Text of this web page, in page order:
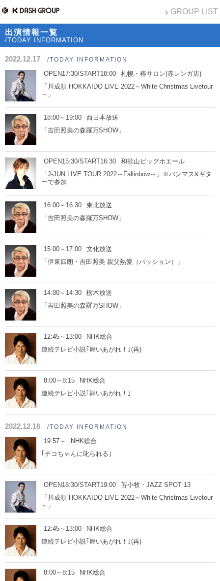
GROUP LIST
出演情報一覧
/TODAY INFORMATION
2022.12.17 /TODAY INFORMATION
OPEN17:30/START18:00
札幌・椿サロン(赤レンガ店)
「川成順 HOKKAIDO LIVE 2022～White Christmas Livetour
～」
18:00～19:00
西日本放送
「吉田照美の森羅万SHOW」
OPEN15:30/START16:30
和歌山ビッグホエール
「J-JUN LIVE TOUR 2022～Fallinbow～」※バンマス&ギタ
ーで参加
16:00～16:30
東北放送
「吉田照美の森羅万SHOW」
15:00～17:00
文化放送
「伊東四朗・吉田照美 親父熱愛（パッション）」
14:00～14:30
栃木放送
「吉田照美の森羅万SHOW」
12:45～13:00
NHK総合
連続テレビ小説｢舞いあがれ！｣(再)
8:00～8:15
NHK総合
連続テレビ小説｢舞いあがれ！｣
2022.12.16 /TODAY INFORMATION
19:57～
NHK総合
｢チコちゃんに叱られる｣
OPEN18:30/START19:00
苫小牧・JAZZ SPOT 13
「川成順 HOKKAIDO LIVE 2022～White Christmas Livetour
～」
12:45～13:00
NHK総合
連続テレビ小説｢舞いあがれ！｣(再)
8:00～8:15
NHK総合